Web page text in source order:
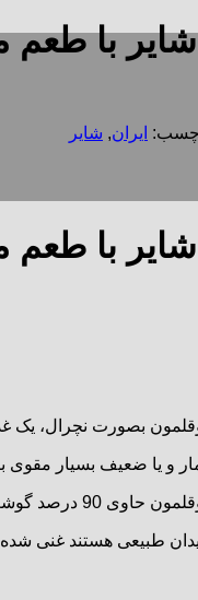
با طعم مرغ
ایران, شایر
با طعم مرغ و
بصورت نچرال، یک
و یا ضعیف بسیار مقوی
برنج، هویج، نخود سبز می‌باشد.